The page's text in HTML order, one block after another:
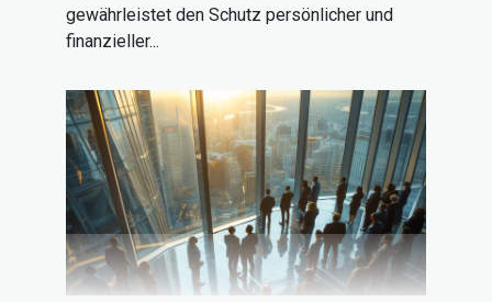
gewährleistet den Schutz persönlicher und
finanzieller...